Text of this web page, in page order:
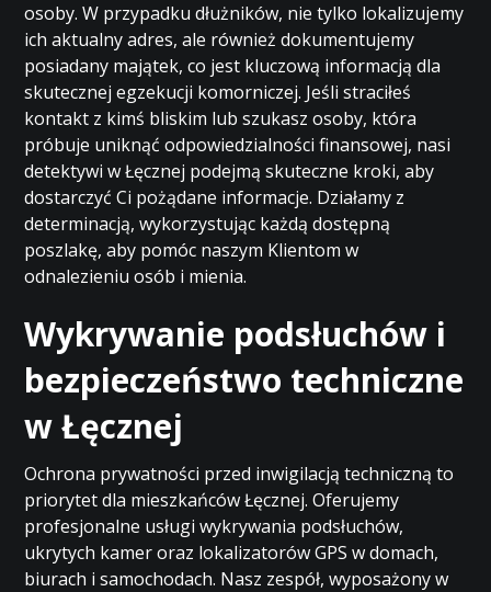
osoby. W przypadku dłużników, nie tylko lokalizujemy
ich aktualny adres, ale również dokumentujemy
posiadany majątek, co jest kluczową informacją dla
skutecznej egzekucji komorniczej. Jeśli straciłeś
kontakt z kimś bliskim lub szukasz osoby, która
próbuje uniknąć odpowiedzialności finansowej, nasi
detektywi w Łęcznej podejmą skuteczne kroki, aby
dostarczyć Ci pożądane informacje. Działamy z
determinacją, wykorzystując każdą dostępną
poszlakę, aby pomóc naszym Klientom w
odnalezieniu osób i mienia.
Wykrywanie podsłuchów i
bezpieczeństwo techniczne
w Łęcznej
Ochrona prywatności przed inwigilacją techniczną to
priorytet dla mieszkańców Łęcznej. Oferujemy
profesjonalne usługi wykrywania podsłuchów,
ukrytych kamer oraz lokalizatorów GPS w domach,
biurach i samochodach. Nasz zespół, wyposażony w